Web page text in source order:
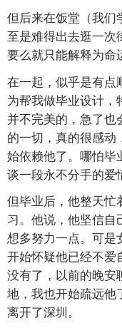
但后来在饭堂（我们
至是难得出去逛一次
要么就只能解释为命
在一起，似乎是有点
为帮我做毕业设计
并不完美的，急了
的一切，真的很感
始依赖他了。哪怕毕
谈一段永不分手的爱
但毕业后，他整天忙
习。他说，他坚信
想多努力一点。可是
开始怀疑他已经不爱
没有了，以前的晚
地，我也开始疏远他
离开了深圳。